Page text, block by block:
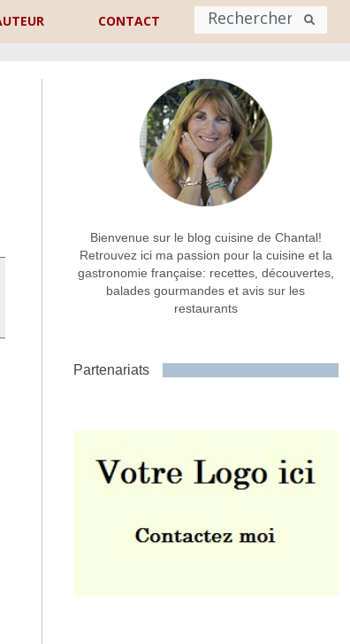
CONTACT
Nom
ou message *
Bienvenue sur le blog cuisine de Chantal!
Retrouvez ici ma passion pour la cuisine et la
gastronomie française: recettes, découvertes,
balades gourmandes et avis sur les
restaurants
Partenariats